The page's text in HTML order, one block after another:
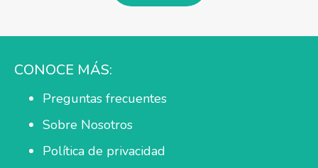
CONOCE MÁS:
Preguntas frecuentes
Sobre Nosotros
Política de privacidad